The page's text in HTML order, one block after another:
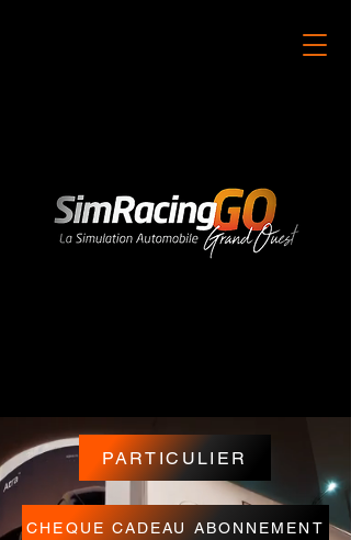
PARTICULIER
CHEQUE CADEAU ABONNEMENT